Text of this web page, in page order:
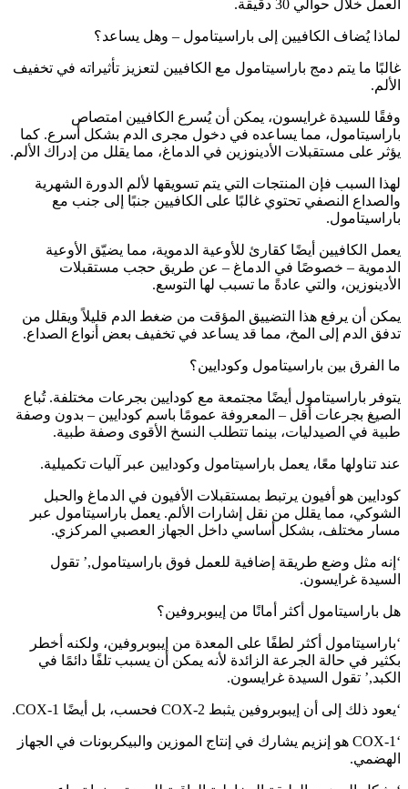
العمل خلال حوالي 30 دقيقة.
لماذا يُضاف الكافيين إلى باراسيتامول – وهل يساعد؟
غالبًا ما يتم دمج باراسيتامول مع الكافيين لتعزيز تأثيراته في تخفيف
الألم.
وفقًا للسيدة غرايسون، يمكن أن يُسرع الكافيين امتصاص
باراسيتامول، مما يساعده في دخول مجرى الدم بشكل أسرع. كما
يؤثر على مستقبلات الأدينوزين في الدماغ، مما يقلل من إدراك الألم.
لهذا السبب فإن المنتجات التي يتم تسويقها لألم الدورة الشهرية
والصداع النصفي تحتوي غالبًا على الكافيين جنبًا إلى جنب مع
باراسيتامول.
يعمل الكافيين أيضًا كقارئ للأوعية الدموية، مما يضيّق الأوعية
الدموية – خصوصًا في الدماغ – عن طريق حجب مستقبلات
الأدينوزين، والتي عادةً ما تسبب لها التوسع.
يمكن أن يرفع هذا التضييق المؤقت من ضغط الدم قليلاً ويقلل من
تدفق الدم إلى المخ، مما قد يساعد في تخفيف بعض أنواع الصداع.
ما الفرق بين باراسيتامول وكودايين؟
يتوفر باراسيتامول أيضًا مجتمعة مع كودايين بجرعات مختلفة. تُباع
الصيغ بجرعات أقل – المعروفة عمومًا باسم كودايين – بدون وصفة
طبية في الصيدليات، بينما تتطلب النسخ الأقوى وصفة طبية.
عند تناولها معًا، يعمل باراسيتامول وكودايين عبر آليات تكميلية.
كودايين هو أفيون يرتبط بمستقبلات الأفيون في الدماغ والحبل
الشوكي، مما يقلل من نقل إشارات الألم. يعمل باراسيتامول عبر
مسار مختلف، بشكل أساسي داخل الجهاز العصبي المركزي.
‘إنه مثل وضع طريقة إضافية للعمل فوق باراسيتامول,’ تقول
السيدة غرايسون.
هل باراسيتامول أكثر أمانًا من إيبوبروفين؟
‘باراسيتامول أكثر لطفًا على المعدة من إيبوبروفين، ولكنه أخطر
بكثير في حالة الجرعة الزائدة لأنه يمكن أن يسبب تلفًا دائمًا في
الكبد,’ تقول السيدة غرايسون.
‘يعود ذلك إلى أن إيبوبروفين يثبط COX-2 فحسب، بل أيضًا COX-1.
‘COX-1 هو إنزيم يشارك في إنتاج الموزين والبيكربونات في الجهاز
الهضمي.